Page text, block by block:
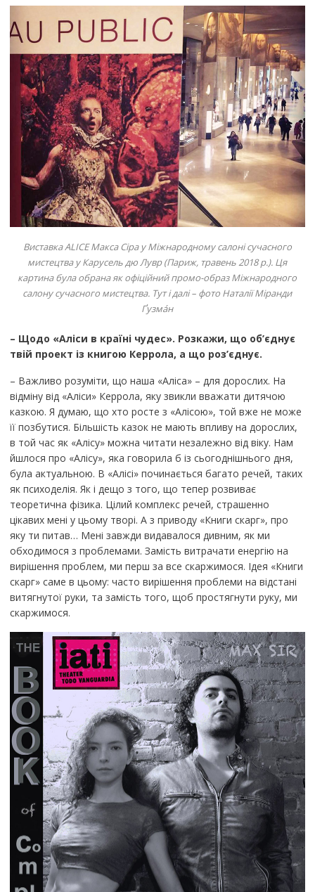
Виставка ALICE Макса Сіра у Міжнародному салоні сучасного
мистецтва у Карусель дю Лувр (Париж, травень 2018 р.). Ця
картина була обрана як офіційний промо-образ Міжнародного
салону сучасного мистецтва. Тут і далі – фото Наталії Міранди
Ґузмáн
– Щодо «Аліси в країні чудес». Розкажи, що об’єднує
твій проект із книгою Керрола, а що роз’єднує.
– Важливо розуміти, що наша «Аліса» – для дорослих. На
відміну від «Аліси» Керрола, яку звикли вважати дитячою
казкою. Я думаю, що хто росте з «Алісою», той вже не може
її позбутися. Більшість казок не мають впливу на дорослих,
в той час як «Алісу» можна читати незалежно від віку. Нам
йшлося про «Алісу», яка говорила б із сьогоднішнього дня,
була актуальною. В «Алісі» починається багато речей, таких
як психоделія. Як і дещо з того, що тепер розвиває
теоретична фізика. Цілий комплекс речей, страшенно
цікавих мені у цьому творі. А з приводу «Книги скарг», про
яку ти питав… Мені завжди видавалося дивним, як ми
обходимося з проблемами. Замість витрачати енергію на
вирішення проблем, ми перш за все скаржимося. Ідея «Книги
скарг» саме в цьому: часто вирішення проблеми на відстані
витягнутої руки, та замість того, щоб простягнути руку, ми
скаржимося.